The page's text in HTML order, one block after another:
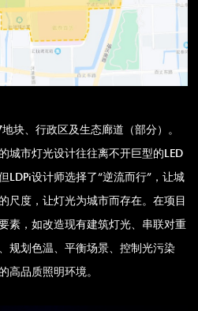
块、行政区及生态廊道（部分）。
城市灯光设计往往离不开巨型的LED
LDPi设计师选择了“逆流而行”，让城
尺度，让灯光为城市而存在。在项目
素，如改造现有建筑灯光、串联对重
规划色温、平衡场景、控制光污染
高品质照明环境。